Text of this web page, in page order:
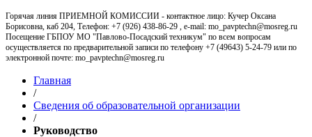
Горячая линия ПРИЕМНОЙ КОМИССИИ - контактное лицо: Кучер Оксана
Борисовна, каб 204, Телефон: +7 (926) 438-86-29 , e-mail: mo_pavptechn@mosreg.ru
Посещение ГБПОУ МО "Павлово-Посадский техникум" по всем вопросам
осуществляется по предварительной записи по телефону +7 (49643) 5-24-79 или по
электронной почте: mo_pavptechn@mosreg.ru
Главная
/
Сведения об образовательной организации
/
Руководство